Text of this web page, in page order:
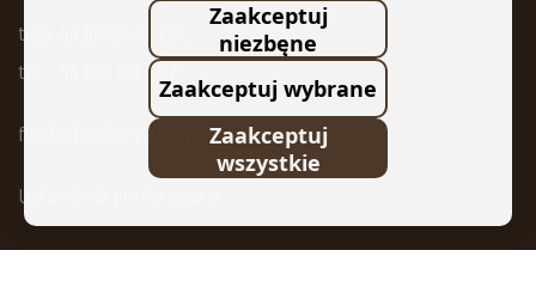
tel:+ 48 502 422 722
tel:+ 48 668 818 007
fundacja@kanvision.pl
Ustawienia plików cookie
Zaakceptuj
niezbęne
Zaakceptuj wybrane
Zaakceptuj
wszystkie